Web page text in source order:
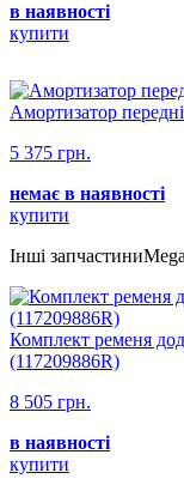
в наявності
купити
Амортизатор
5 375 грн.
немає в наявності
купити
Інші
Комплект ременя
(117209886R)
8 505 грн.
в наявності
купити